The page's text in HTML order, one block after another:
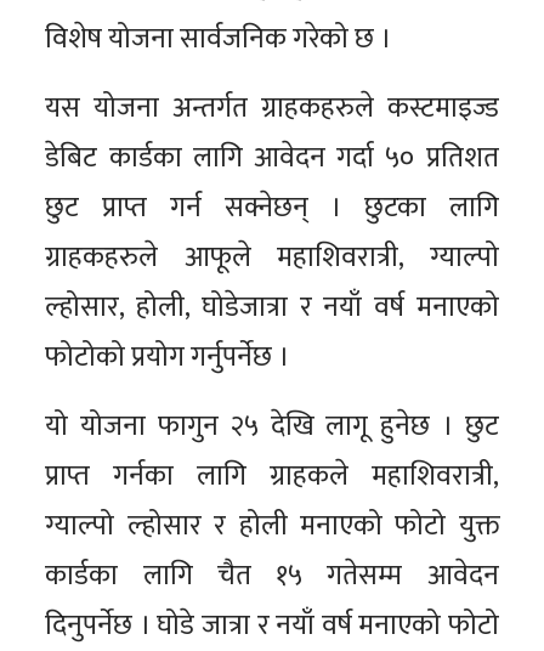
विशेष योजना सार्वजनिक गरेको छ ।
यस योजना अन्तर्गत ग्राहकहरुले कस्टमाइज्ड
डेबिट कार्डका लागि आवेदन गर्दा ५० प्रतिशत
छुट प्राप्त गर्न सक्नेछन् । छुटका लागि
ग्राहकहरुले आफूले महाशिवरात्री, ग्याल्पो
ल्होसार, होली, घोडेजात्रा र नयाँ वर्ष मनाएको
फोटोको प्रयोग गर्नुपर्नेछ ।
यो योजना फागुन २५ देखि लागू हुनेछ । छुट
प्राप्त गर्नका लागि ग्राहकले महाशिवरात्री,
ग्याल्पो ल्होसार र होली मनाएको फोटो युक्त
कार्डका लागि चैत १५ गतेसम्म आवेदन
दिनुपर्नेछ । घोडे जात्रा र नयाँ वर्ष मनाएको फोटो